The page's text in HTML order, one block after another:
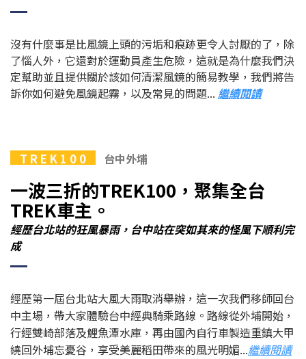
沒有什麼事是比風鏡上頭的污垢和痕跡更令人討厭的了，除
了惱人外，它還對於運動員產生危險，這就是為什麼我們決
定幫助並且提供關於該如何清潔風鏡的簡易教學，我們將告
訴你如何避免風鏡起霧，以及常見的問題... 繼續閱讀
T R E K 1 0 0 台中外埔
一波三折的TREK100，聚集全台
TREK車主。
經歷台北站的狂風暴雨，台中站在突如其來的怪風下順利完
成
經歷第一屆台北站大風大雨取消舉辦，這一次我們移師回台
中主場，帶大家體驗台中經典騎乘路線。路線從外埔開始，
行經雙崎部落及鯉魚潭水庫，再由國內自行車製造重鎮大甲
繞回外埔忘憂谷，享受美麗稻田帶來的風光明媚...繼續閱讀